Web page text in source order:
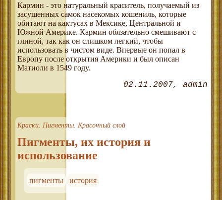
Кармин - это натуральный краситель, получаемый из
засушенных самок насекомых кошениль, которые
обитают на кактусах в Мексике, Центральной и
Южной Америке. Кармин обязательно смешивают с
глиной, так как он слишком легкий, чтобы
использовать в чистом виде. Впервые он попал в
Европу после открытия Америки и был описан
Матиоли в 1549 году.
02.11.2007 admin
Краски. Пигменты. Красочный слой
Пигменты, их история и
использование
пигменты история